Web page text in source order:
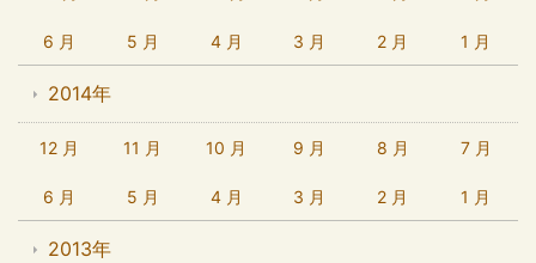
6 月 5 月 4 月 3 月 2 月 1 月
2014年
12 月 11 月 10 月 9 月 8 月 7 月
6 月 5 月 4 月 3 月 2 月 1 月
2013年